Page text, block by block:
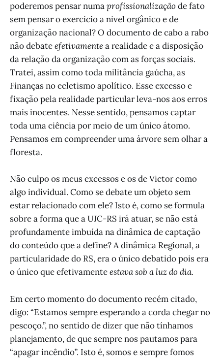
poderemos pensar numaprofissionalização de fato
sem pensar o exercício a nível orgânico e de
organização nacional? O documento de cabo a rabo
não debateefetivamentea realidade e a disposição
da relação da organização com as forças sociais.
Tratei, assim como toda militância gaúcha, as
Finanças no ecletismo apolítico. Esse excesso e
fixação pela realidade particular leva-nos aos erros
mais inocentes. Nesse sentido, pensamos captar
toda uma ciência por meio de um único átomo.
Pensamos em compreender uma árvore sem olhar a
floresta.
Não culpo os meus excessos e os de Victor como
algo individual. Como se debate um objeto sem
estar relacionado com ele? Isto é, como se formula
sobre a forma que a UJC-RS irá atuar, se não está
profundamente imbuída na dinâmica de captação
do conteúdo que a define? A dinâmica Regional, a
particularidade do RS, era o único debatido pois era
o único que efetivamenteestava sob a luz do dia.
Em certo momento do documento recém citado,
digo: “Estamos sempre esperando a corda chegar no
pescoço.”, no sentido de dizer que não tínhamos
planejamento, de que sempre nos pautamos para
“apagar incêndio”. Isto é, somos e sempre fomos